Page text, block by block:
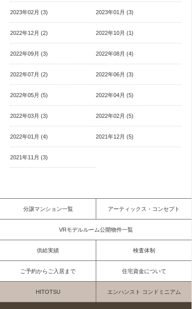
2023年02月 (3) 2023年01月 (3)
2022年12月 (2) 2022年10月 (1)
2022年09月 (3) 2022年08月 (4)
2022年07月 (2) 2022年06月 (3)
2022年05月 (5) 2022年04月 (5)
2022年03月 (3) 2022年02月 (5)
2022年01月 (4) 2021年12月 (5)
2021年11月 (3)
分譲マンション一覧 アーティックス・コンセプト
VRモデルルーム公開物件一覧
供給実績 検査体制
ご予約からご入居まで 住宅資金について
HITOTSU エンハンスト コンドミニアム